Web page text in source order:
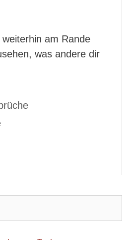
am Rande
was andere dir